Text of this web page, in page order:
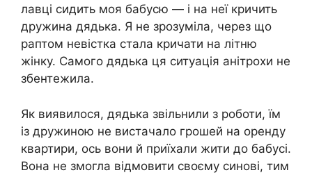
лавці сидить моя бабусю — і на неї кричить
дружина дядька. Я не зрозуміла, через що
раптом невістка стала кричати на літню
жінку. Самого дядька ця ситуація анітрохи не
збентежила.
Як виявилося, дядька звільнили з роботи, їм
із дружиною не вистачало грошей на оренду
квартири, ось вони й приїхали жити до бабусі.
Вона не змогла відмовити своєму синові, тим